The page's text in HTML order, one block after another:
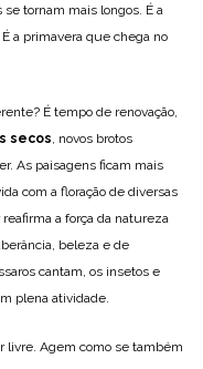
tornam mais longos. É a
a primavera que chega no
É tempo de renovação,
secos, novos brotos
As paisagens ficam mais
com a floração de diversas
a força da natureza
beleza e de
cantam, os insetos e
plena atividade.
livre. Agem como se também